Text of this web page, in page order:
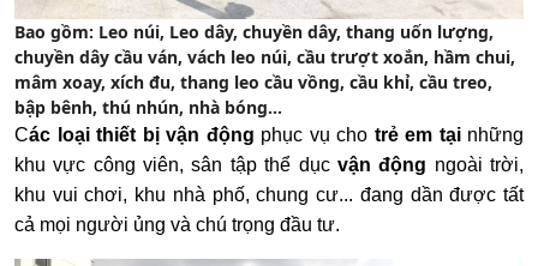
Bao gồm: Leo núi, Leo dây, chuyền dây, thang uốn lượng,
chuyền dây cầu ván, vách leo núi, cầu trượt xoắn, hầm chui,
mâm xoay, xích đu, thang leo cầu vồng, cầu khỉ, cầu treo,
bập bênh, thú nhún, nhà bóng...
Các loại thiết bị vận động phục vụ cho trẻ em tạinhững
khu vực công viên, sân tập thể dục vận động ngoài trời,
khu vui chơi, khu nhà phố, chung cư... đang dần được tất
cả mọi người ủng và chú trọng đầu tư.